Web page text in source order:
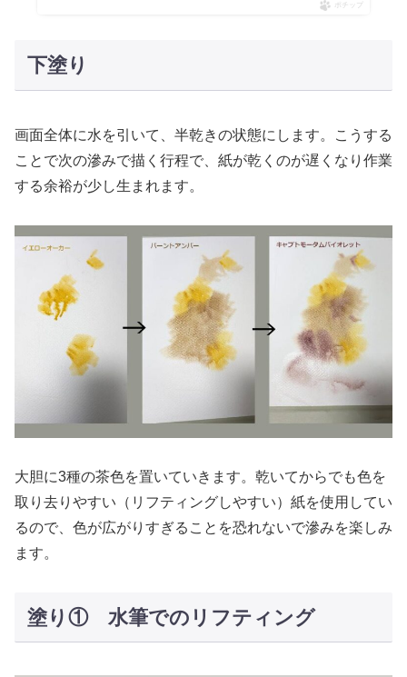
ポチップ
下塗り
画面全体に水を引いて、半乾きの状態にします。こうする
ことで次の滲みで描く行程で、紙が乾くのが遅くなり作業
する余裕が少し生まれます。
大胆に3種の茶色を置いていきます。乾いてからでも色を
取り去りやすい（リフティングしやすい）紙を使用してい
るので、色が広がりすぎることを恐れないで滲みを楽しみ
ます。
塗り① 水筆でのリフティング